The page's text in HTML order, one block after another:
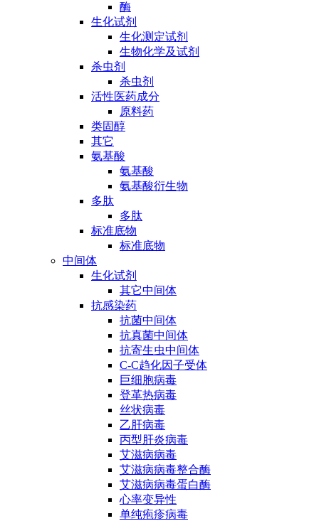
酶
生化试剂
生化测定试剂
生物化学及试剂
杀虫剂
杀虫剂
活性医药成分
原料药
类固醇
其它
氨基酸
氨基酸
氨基酸衍生物
多肽
多肽
标准底物
标准底物
中间体
生化试剂
其它中间体
抗感染药
抗菌中间体
抗真菌中间体
抗寄生虫中间体
C-C趋化因子受体
巨细胞病毒
登革热病毒
丝状病毒
乙肝病毒
丙型肝炎病毒
艾滋病病毒
艾滋病病毒整合酶
艾滋病病毒蛋白酶
心率变异性
单纯疱疹病毒